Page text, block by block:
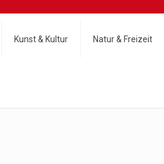
Kunst & Kultur Natur & Freizeit